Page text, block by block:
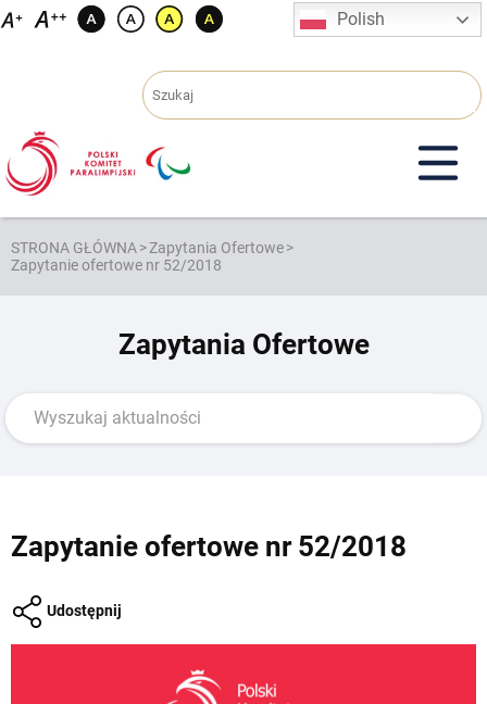
Przejdź
Polish
STRONA GŁÓWNA>Zapytania Ofertowe>
Zapytanie ofertowe nr 52/2018
Zapytania Ofertowe
Zapytanie ofertowe nr 52/2018
Udostępnij